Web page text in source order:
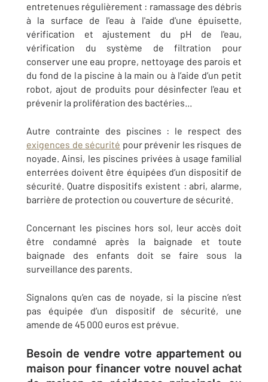
entretenues régulièrement : ramassage des débris
à la surface de l'eau à l'aide d'une épuisette,
vérification et ajustement du pH de l'eau,
vérification du système de filtration pour
conserver une eau propre, nettoyage des parois et
du fond de la piscine à la main ou à l’aide d’un petit
robot, ajout de produits pour désinfecter l'eau et
prévenir la prolifération des bactéries...
Autre contrainte des piscines : le respect des
exigences de sécurité pour prévenir les risques de
noyade. Ainsi, les piscines privées à usage familial
enterrées doivent être équipées d’un dispositif de
sécurité. Quatre dispositifs existent :abri, alarme,
barrière de protection ou couverture de sécurité.
Concernant les piscines hors sol, leur accès doit
être condamné après la baignade et toute
baignade des enfants doit se faire sous la
surveillance des parents.
Signalons qu’en cas de noyade, si la piscine n’est
pas équipée d’un dispositif de sécurité, une
amende de 45 000 euros est prévue.
Besoin de vendre votre appartement ou
maison pour financer votre nouvel achat